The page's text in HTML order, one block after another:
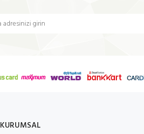
KURUMSAL